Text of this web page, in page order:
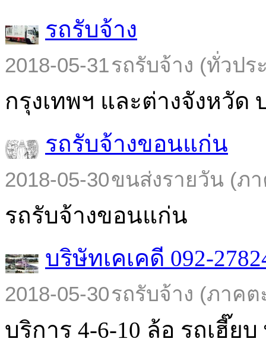
รถรับจ้าง
2018-05-31รถรับจ้าง (ทั่วปร
กรุงเทพฯ และต่างจังหวัด
รถรับจ้างขอนแก่น
2018-05-30ขนส่งรายวัน (ภ
รถรับจ้างขอนแก่น
บริษัทเคเคดี 092-
2018-05-30รถรับจ้าง (ภาคต
บริการ 4-6-10 ล้อ รถเฮี๊ยบ